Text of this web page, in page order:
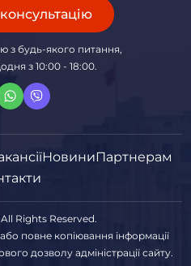
з будь-якого питання,
з 10:00 - 18:00.
НовиниПартнерам
Rights Reserved.
повне копіювання інформації
дозволу адміністрації сайту.